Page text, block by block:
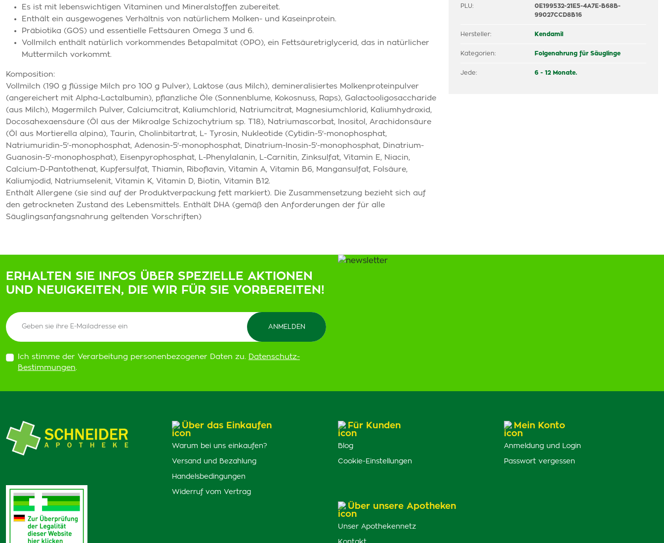
Es ist mit lebenswichtigen Vitaminen und Mineralstoffen zubereitet.
Enthält ein ausgewogenes Verhältnis von natürlichem Molken- und Kaseinprotein.
Präbiotika (GOS) und essentielle Fettsäuren Omega 3 und 6.
Vollmilch enthält natürlich vorkommendes Betapalmitat (OPO), ein Fettsäuretriglycerid, das in natürlicher
Muttermilch vorkommt.
Komposition:
Vollmilch (190 g flüssige Milch pro 100 g Pulver), Laktose (aus Milch), demineralisiertes Molkenproteinpulver
(angereichert mit Alpha-Lactalbumin), pflanzliche Öle (Sonnenblume, Kokosnuss, Raps), Galactooligosaccharide
(aus Milch), Magermilch Pulver, Calciumcitrat, Kaliumchlorid, Natriumcitrat, Magnesiumchlorid, Kaliumhydroxid,
Docosahexaensäure (Öl aus der Mikroalge Schizochytrium sp. T18), Natriumascorbat, Inositol, Arachidonsäure
(Öl aus Mortierella alpina), Taurin, Cholinbitartrat, L- Tyrosin, Nukleotide (Cytidin-5'-monophosphat,
Natriumuridin-5'-monophosphat, Adenosin-5'-monophosphat, Dinatrium-Inosin-5'-monophosphat, Dinatrium-
Guanosin-5'-monophosphat), Eisenpyrophosphat, L-Phenylalanin, L-Carnitin, Zinksulfat, Vitamin E, Niacin,
Calcium-D-Pantothenat, Kupfersulfat, Thiamin, Riboflavin, Vitamin A, Vitamin B6, Mangansulfat, Folsäure,
Kaliumjodid, Natriumselenit, Vitamin K, Vitamin D, Biotin, Vitamin B12.
Enthält Allergene (sie sind auf der Produktverpackung fett markiert). Die Zusammensetzung bezieht sich auf
den getrockneten Zustand des Lebensmittels. Enthält DHA (gemäß den Anforderungen der für alle
Säuglingsanfangsnahrung geltenden Vorschriften)
PLU:
0E199532-21E5-4A7E-B68B-
99027CCD8B16
Hersteller: Kendamil
Kategorien: Folgenahrung für Säuglinge
Jede: 6 - 12 Monate.
ERHALTEN SIE INFOS ÜBER SPEZIELLE AKTIONEN
UND NEUIGKEITEN, DIE WIR FÜR SIE VORBEREITEN!
Ich stimme der Verarbeitung personenbezogener Daten zu. Datenschutz-
Bestimmungen.
Über das Einkaufen
Warum bei uns einkaufen?
Versand und Bezahlung
Handelsbedingungen
Widerruf vom Vertrag
Für Kunden
Blog
Cookie-Einstellungen
Über unsere Apotheken
Unser Apothekennetz
Mein Konto
Anmeldung und Login
Passwort vergessen